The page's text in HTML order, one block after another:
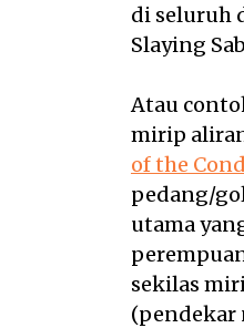
di seluruh
Slaying
Atau
mirip
of the
pedang/
utama
sekilas
(pendekar